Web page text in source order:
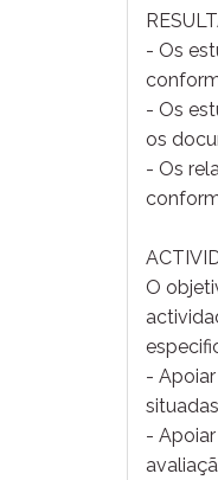
- Os
- Os
os
- Os
O
-
-